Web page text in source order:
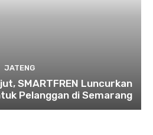
JATENG
SMARTFREN Luncurkan
Pelanggan di Semarang